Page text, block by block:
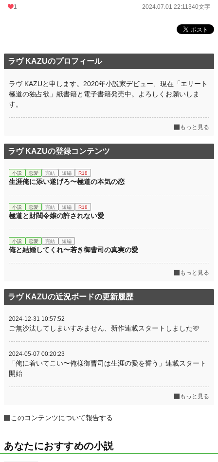
1 2024.07.01 22:11340文字
ラヴ KAZUのプロフィール
ラヴ KAZUと申します。2020年小説家デビュー、現在「エリート
極道の独占欲」紙書籍と電子書籍発売中。よろしくお願いしま
す。
もっと見る
ラヴ KAZUの登録コンテンツ
小説 恋愛 完結 短編 R18
生涯俺に添い遂げろ〜極道の本気の恋
小説 恋愛 完結 短編 R18
極道と財閥令嬢の許されない愛
小説 恋愛 完結 短編
俺と結婚してくれ〜若き御曹司の真実の愛
もっと見る
ラヴ KAZUの近況ボードの更新履歴
2024-12-31 10:57:52
ご無沙汰してしまいすみません、新作連載スタートしました🩷
2024-05-07 00:20:23
「俺に着いてこい〜俺様御曹司は生涯の愛を誓う」連載スタート
開始
もっと見る
このコンテンツについて報告する
あなたにおすすめの小説